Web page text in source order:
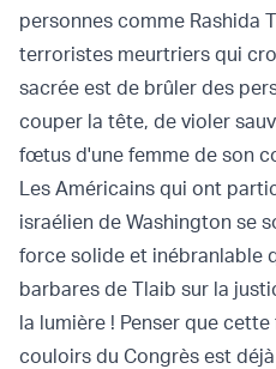
personnes comme Rashida
terroristes meurtriers qui
sacrée est de brûler des
couper la tête, de violer
fœtus d'une femme de son
Les Américains qui ont
israélien de Washington se
force solide et inébranlable
barbares de Tlaib sur la
la lumière ! Penser que
couloirs du Congrès est